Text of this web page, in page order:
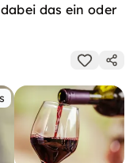
das ein oder